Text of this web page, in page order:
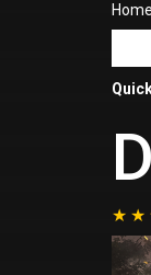
Home